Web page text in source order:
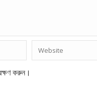
করুন।